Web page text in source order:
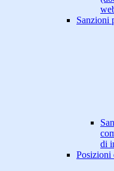
Sanzioni
di
Posizioni